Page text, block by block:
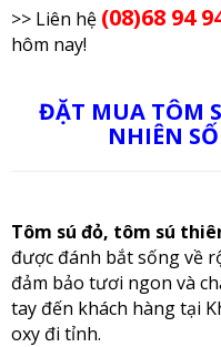
>> Liên hệ (08)68 94
hôm nay!
ĐẶT MUA TÔM
NHIÊN
Tôm sú đỏ, tôm sú
được đánh bắt sống về
đảm bảo tươi ngon và
tay đến khách hàng tại
oxy đi tỉnh.